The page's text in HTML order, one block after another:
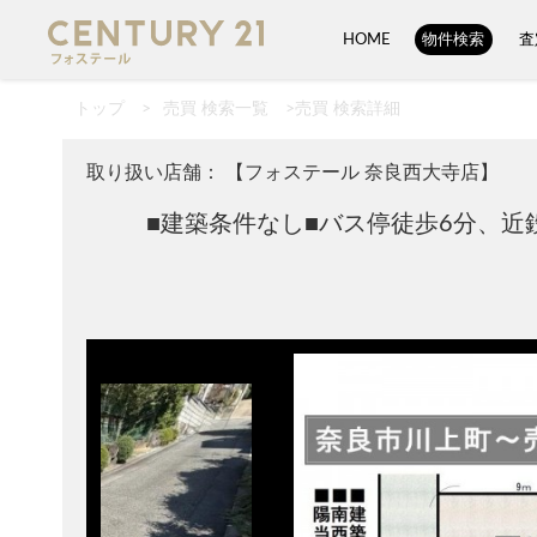
HOME 物件検索 査
トップ > 売買 検索一覧 >売買 検索詳細
取り扱い店舗： 【フォステール 奈良西大寺店】
■建築条件なし■バス停徒歩6分、